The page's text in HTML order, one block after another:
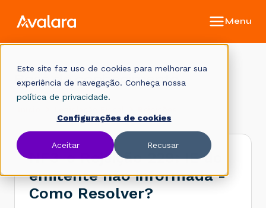
Este site faz uso de cookies para melhorar sua
experiência de navegação. Conheça nossa
política de privacidade.
Configurações de cookies
Aceitar Recusar
Base de conhecimento
NF3-e Rejeição 229: IE do
emitente não informada -
Como Resolver?